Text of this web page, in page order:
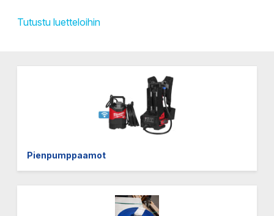
Tutustu luetteloihin
Pienpumppaamot